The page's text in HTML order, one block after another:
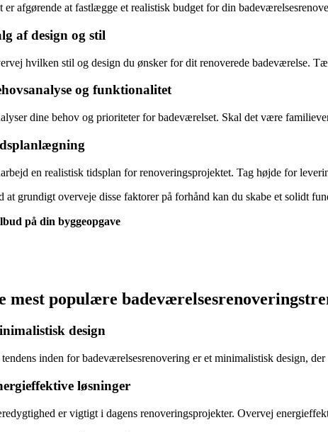
er afgørende at fastlægge et realistisk budget for din
af design og stil
hvilken stil og design du ønsker for dit renoverede badeværelse.
og funktionalitet
dine behov og prioriteter for badeværelset. Skal det være
en realistisk tidsplan for renoveringsprojektet. Tag højde for
at grundigt overveje disse faktorer på forhånd kan du skabe et solidt
på din byggeopgave
mest populære
design
tendens inden for badeværelsesrenovering er et minimalistisk design,
løsninger
er vigtigt i dagens renoveringsprojekter. Overvej